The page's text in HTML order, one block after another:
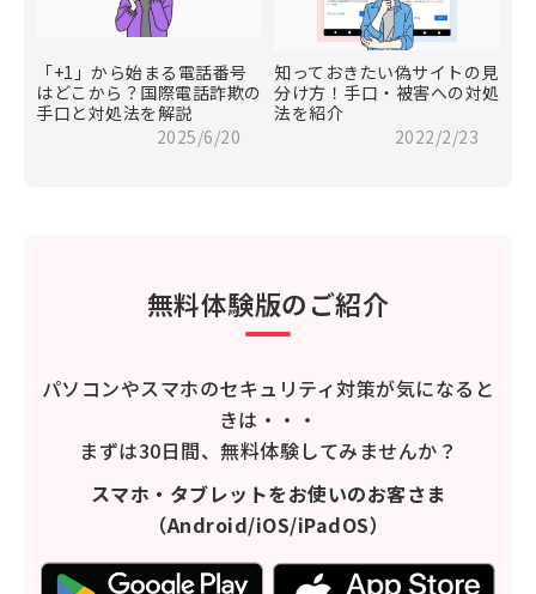
「+1」から始まる電話番号
はどこから？国際電話詐欺の
手口と対処法を解説
2025/6/20
知っておきたい偽サイトの見
分け方！手口・被害への対処
法を紹介
2022/2/23
無料体験版のご紹介
パソコンやスマホのセキュリティ対策が気になると
きは・・・
まずは30日間、無料体験してみませんか？
スマホ・タブレットをお使いのお客さま
（Android/iOS/iPadOS）